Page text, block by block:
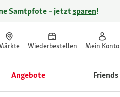
Samtpfote – jetztsparen!
Wiederbestellen Mein Konto
Angebote Friends